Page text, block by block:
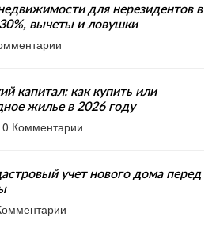
для нерезидентов в
вычеты и ловушки
капитал: как купить или
жилье в 2026 году
Комментарии
учет нового дома перед